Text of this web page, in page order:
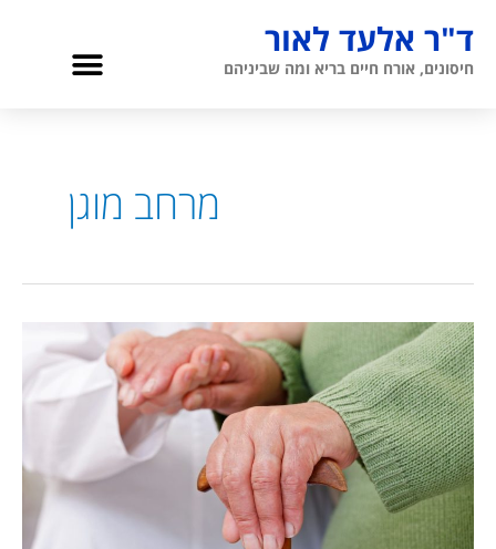
לתוכןד"ר אלעד לאור
חיסונים, אורח חיים בריא ומה שביניהם תפריט
מרחב מוגן
הקשישים
והמרחב
המוגן